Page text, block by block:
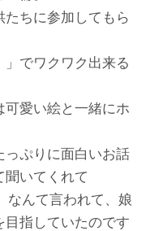
たちに参加してもら
」でワクワク出来る
可愛い絵と一緒にホ
っぷりに面白いお話
聞いてくれて
なんて言われて、娘
指していたのです